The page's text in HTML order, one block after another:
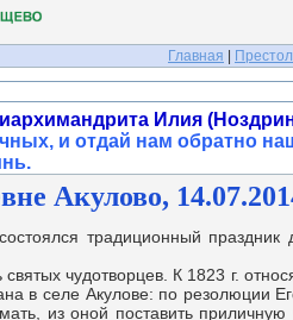
Главная
Илия
и отдай нам обратно
.
Акулово,
традиционный праздник
чудотворцев. К 1823 г.
в селе Акулове: по резолюции
из оной поставить